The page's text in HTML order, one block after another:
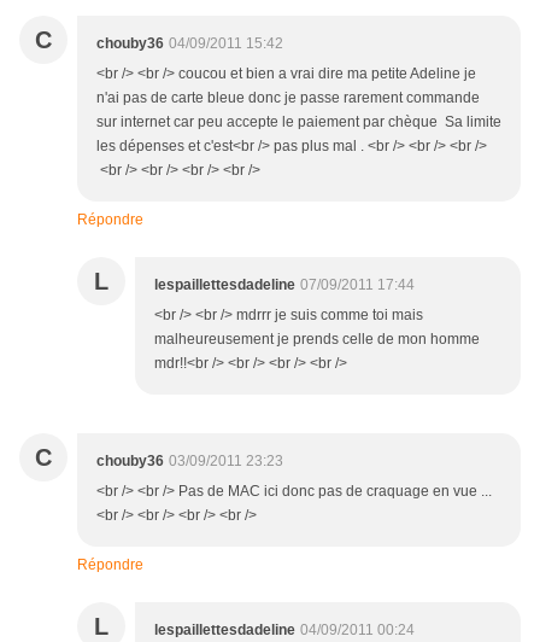
C chouby36 04/09/2011 15:42
<br /> <br /> coucou et bien a vrai dire ma petite Adeline je
n'ai pas de carte bleue donc je passe rarement commande
sur internet car peu accepte le paiement par chèque Sa limite
les dépenses et c'est<br /> pas plus mal . <br /> <br /> <br />
<br /> <br /> <br /> <br />
Répondre
L lespaillettesdadeline 07/09/2011 17:44
<br /> <br /> mdrrr je suis comme toi mais
malheureusement je prends celle de mon homme
mdr!!<br /> <br /> <br /> <br />
C chouby36 03/09/2011 23:23
<br /> <br /> Pas de MAC ici donc pas de craquage en vue ...
<br /> <br /> <br /> <br />
Répondre
L lespaillettesdadeline 04/09/2011 00:24